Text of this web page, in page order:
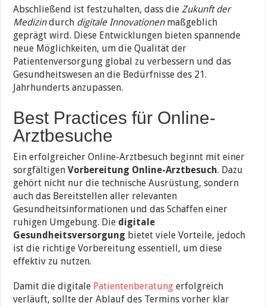
Abschließend ist festzuhalten, dass dieZukunft der
Medizindurch digitale Innovationenmaßgeblich
geprägt wird. Diese Entwicklungen bieten spannende
neue Möglichkeiten, um die Qualität der
Patientenversorgung global zu verbessern und das
Gesundheitswesen an die Bedürfnisse des 21.
Jahrhunderts anzupassen.
Best Practices für Online-
Arztbesuche
Ein erfolgreicher Online-Arztbesuch beginnt mit einer
sorgfältigenVorbereitung Online-Arztbesuch. Dazu
gehört nicht nur die technische Ausrüstung, sondern
auch das Bereitstellen aller relevanten
Gesundheitsinformationen und das Schaffen einer
ruhigen Umgebung. Die digitale
Gesundheitsversorgung bietet viele Vorteile, jedoch
ist die richtige Vorbereitung essentiell, um diese
effektiv zu nutzen.
Damit die digitale Patientenberatung erfolgreich
verläuft, sollte der Ablauf des Termins vorher klar